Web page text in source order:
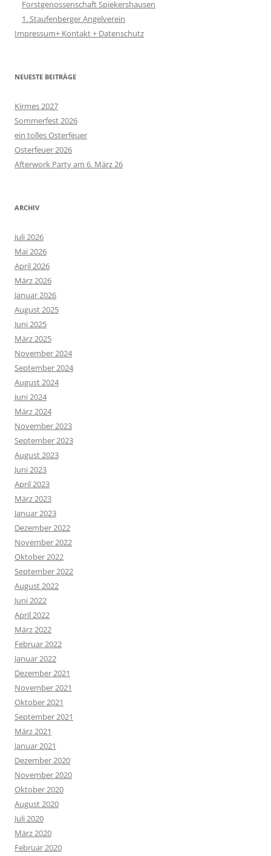
Forstgenossenschaft Spiekershausen
1. Staufenberger Angelverein
Impressum+ Kontakt + Datenschutz
NEUESTE BEITRÄGE
Kirmes 2027
Sommerfest 2026
ein tolles Osterfeuer
Osterfeuer 2026
Afterwork Party am 6. März 26
ARCHIV
Juli 2026
Mai 2026
April 2026
März 2026
Januar 2026
August 2025
Juni 2025
März 2025
November 2024
September 2024
August 2024
Juni 2024
März 2024
November 2023
September 2023
August 2023
Juni 2023
April 2023
März 2023
Januar 2023
Dezember 2022
November 2022
Oktober 2022
September 2022
August 2022
Juni 2022
April 2022
März 2022
Februar 2022
Januar 2022
Dezember 2021
November 2021
Oktober 2021
September 2021
März 2021
Januar 2021
Dezember 2020
November 2020
Oktober 2020
August 2020
Juli 2020
März 2020
Februar 2020